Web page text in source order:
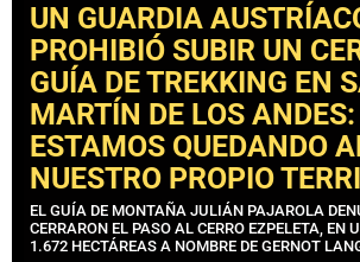
UN GUARDIA
PROHIBIÓ SUBIR UN
GUÍA DE TREKKING EN
MARTÍN DE LOS ANDES:
ESTAMOS QUEDANDO
NUESTRO PROPIO
EL GUÍA DE MONTAÑA JULIÁN PAJAROLA
CERRARON EL PASO AL CERRO EZPELETA, EN
1.672 HECTÁREAS A NOMBRE DE GERNOT